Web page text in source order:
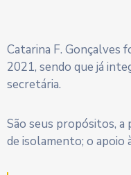
Catarina F. Gonçalves
2021, sendo que já
secretária.
São seus propósitos, a
de isolamento; o apoio